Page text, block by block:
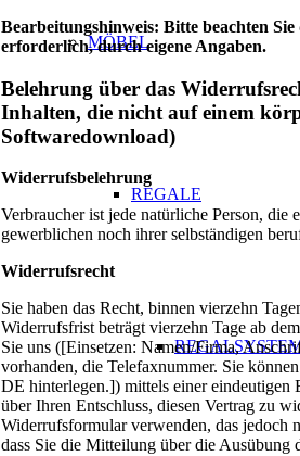
MÖBEL
REGALE
Bearbeitungshinweis: Bitte beachten
erforderlich, durch eigene Angaben.
Belehrung über das
Inhalten, die nicht auf einem
Softwaredownload)
Widerrufsbelehrung
Verbraucher ist jede natürliche Person,
gewerblichen noch ihrer selbständigen
Widerrufsrecht
Sie haben das Recht, binnen vierzehn
Widerrufsfrist beträgt vierzehn Tage ab
Sie uns ([Einsetzen: Namen/Firma,
vorhanden, die Telefaxnummer. Sie
DE hinterlegen.]) mittels einer
über Ihren Entschluss, diesen Vertrag zu
Widerrufsformular verwenden, das jedoch
dass Sie die Mitteilung über die Ausübung